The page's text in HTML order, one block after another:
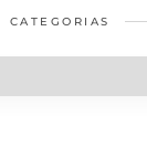
CATEGORIAS